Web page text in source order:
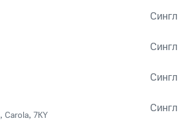
Сингл
Сингл
Сингл
, Carola, 7KY Сингл